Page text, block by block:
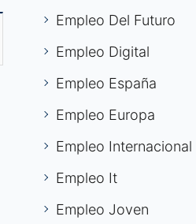
Empleo Del Futuro
Empleo Digital
Empleo España
Empleo Europa
Empleo Internacional
Empleo It
Empleo Joven